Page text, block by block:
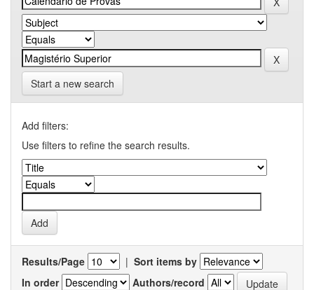
Start a new search
Add filters:
Use filters to refine the search results.
Results/Page | Sort items by
In order
Authors/record